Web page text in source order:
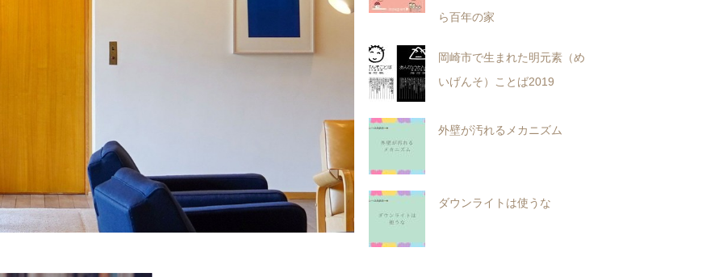
ら百年の家
岡崎市で生まれた明元素（め
いげんそ）ことば2019
外壁が汚れるメカニズム
ダウンライトは使うな